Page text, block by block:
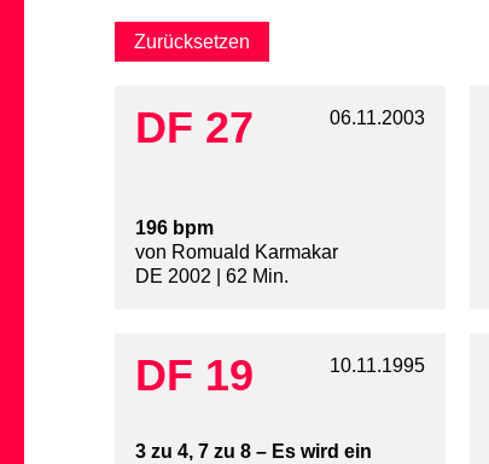
DF 27 06.11.2003
196 bpm
von Romuald Karmakar
DE 2002 | 62 Min.
DF 19 10.11.1995
3 zu 4, 7 zu 8 – Es wird ein